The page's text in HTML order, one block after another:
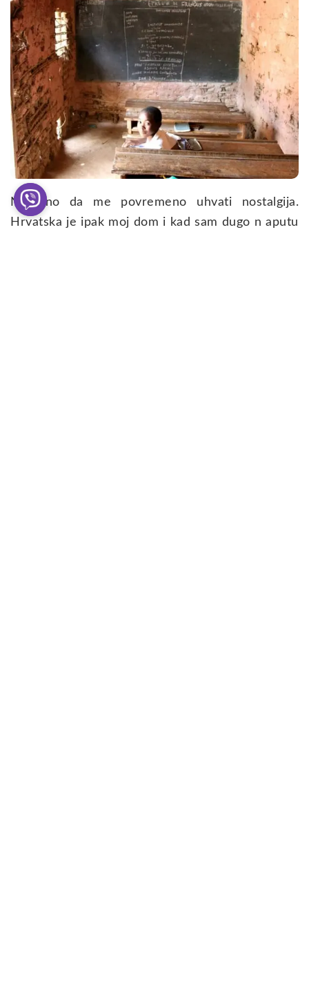
Naravno da me povremeno uhvati nostalgija.
Hrvatska je ipak moj dom i kad sam dugo n aputu